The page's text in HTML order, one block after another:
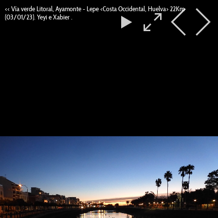
<< Vía verde Litoral, Ayamonte - Lepe <Costa Occidental, Huelva> 22Km
(03/01/23). Yeyi e Xabier .